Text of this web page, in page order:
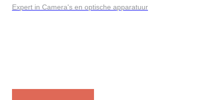
Expert in Camera's en optische apparatuur